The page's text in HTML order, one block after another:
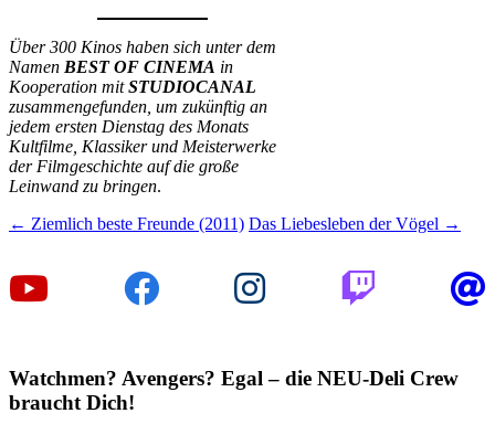
Über 300 Kinos haben sich unter dem
Namen BEST OF CINEMA in
Kooperation mitSTUDIOCANAL
zusammengefunden, um zukünftig an
jedem ersten Dienstag des Monats
Kultfilme, Klassiker und Meisterwerke
der Filmgeschichte auf die große
Leinwand zu bringen.
Beitragsnavigation
← Ziemlich beste Freunde (2011) Das Liebesleben der Vögel →
Watchmen? Avengers? Egal – die NEU-Deli Crew
braucht Dich!